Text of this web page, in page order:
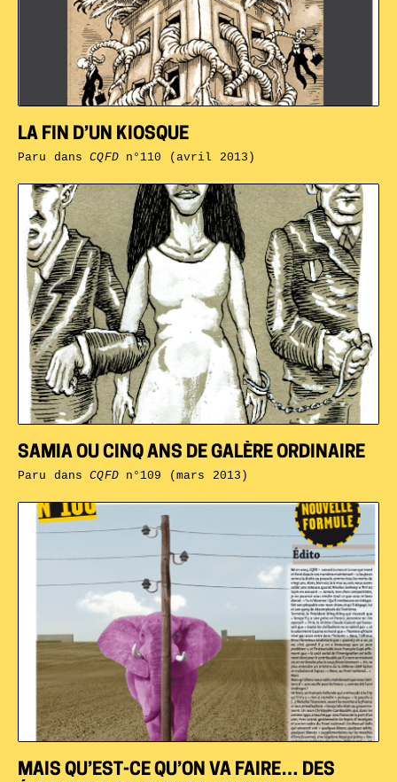
MAIS QU’EST-CE QU’ON VA FAIRE… DES
SAMIA OU CINQ ANS DE GALÈRE ORDINAIRE
Paru dansCQFDn°109 (mars 2013)
LA FIN D’UN KIOSQUE
Paru dansCQFDn°110 (avril 2013)